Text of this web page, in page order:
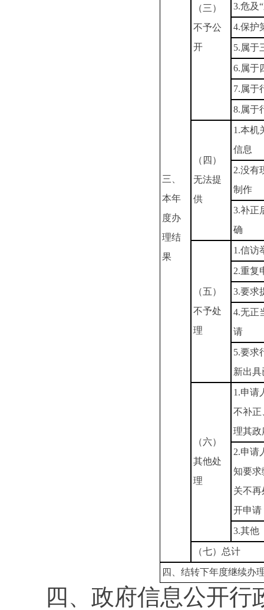
三、
本年
度办
理结
果
（三）
不予公
开
3.危及
4.保护
5.属于
6.属于
7.属于
8.属于
（四）
无法提
供
1.本机
信息
2.没有
制作
3.补正
确
（五）
不予处
理
1.信访
2.重复
3.要求
4.无正
请
5.要求
新出
（六）
其他处
理
1.申请
不补正
理其政
2.申请
知要求
关不
开申请
3.其他
（七）总计
四、结转下年度继续办
四、政府信息公开行